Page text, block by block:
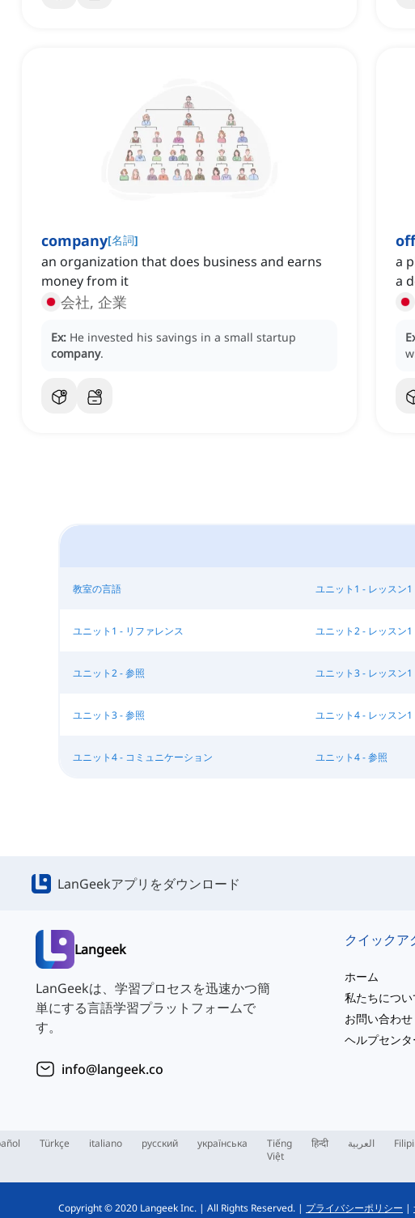
company[名詞]
an organization that does business and earns
money from it
会社, 企業
Ex: He invested his savings in a small startup
company.
a
a
教室の言語 ユニット1 - レッスン1
ユニット1 - リファレンス ユニット2 - レッスン1
ユニット2 - 参照 ユニット3 - レッスン1
ユニット3 - 参照 ユニット4 - レッスン1
ユニット4 - コミュニケーション ユニット4 - 参照
LanGeekアプリをダウンロード
Langeek
LanGeekは、学習プロセスを迅速かつ簡
単にする言語学習プラットフォームで
す。
info@langeek.co
ホーム
私たちについ
お問い合わせ
ヘルプセンタ
Türkçe italiano русский українська
Tiếng
Việt
हिन्दी العربية
Copyright © 2020 Langeek Inc. | All Rights Reserved. | プライバシーポリシー |